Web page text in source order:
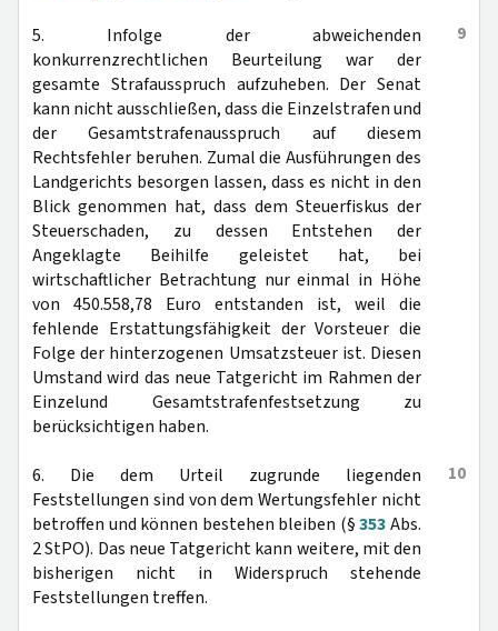
9
5. Infolge der abweichenden
konkurrenzrechtlichen Beurteilung war der
gesamte Strafausspruch aufzuheben. Der Senat
kann nicht ausschließen, dass die Einzelstrafen und
der Gesamtstrafenausspruch auf diesem
Rechtsfehler beruhen. Zumal die Ausführungen des
Landgerichts besorgen lassen, dass es nicht in den
Blick genommen hat, dass dem Steuerfiskus der
Steuerschaden, zu dessen Entstehen der
Angeklagte Beihilfe geleistet hat, bei
wirtschaftlicher Betrachtung nur einmal in Höhe
von 450.558,78 Euro entstanden ist, weil die
fehlende Erstattungsfähigkeit der Vorsteuer die
Folge der hinterzogenen Umsatzsteuer ist. Diesen
Umstand wird das neue Tatgericht im Rahmen der
Einzelund Gesamtstrafenfestsetzung zu
berücksichtigen haben.
10
6. Die dem Urteil zugrunde liegenden
Feststellungen sind von dem Wertungsfehler nicht
betroffen und können bestehen bleiben (§353Abs.
2 StPO). Das neue Tatgericht kann weitere, mit den
bisherigen nicht in Widerspruch stehende
Feststellungen treffen.